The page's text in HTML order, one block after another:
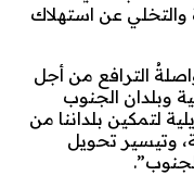
والتخلي عن استهلاك
الترافع من أجل
وبلدان الجنوب
لتمكين بلداننا من
وتيسير تحويل